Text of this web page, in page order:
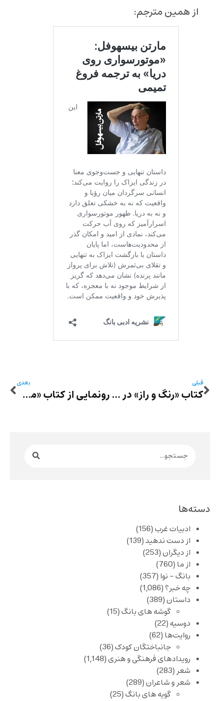
از همین مترجم:
قبلی
کتاب «رنگ و راز» در نشر آسمانا؛ سفری شاعرانه به زندگی ایرن‌مونیک صالحی
بعدی
رونمایی از کتاب «مستیم و خرابیم کسی شاهد ما نیست» نوشته مهدی گنجوی در ونکوور
دسته‌ها
ادبیات غرب(156)
از دست ندهید(139)
از دیگران(253)
از ما (760)
بانگ – نوا (357)
چه خبر؟(1,086)
داستان(389)
گوشه های بانگ(15)
دوسیه(22)
روایت‌ها (62)
جانباختگان کودک(36)
رویدادهای فرهنگی و هنری(1,148)
شعر(283)
شعر و شاعران(289)
گویه های بانگ(25)